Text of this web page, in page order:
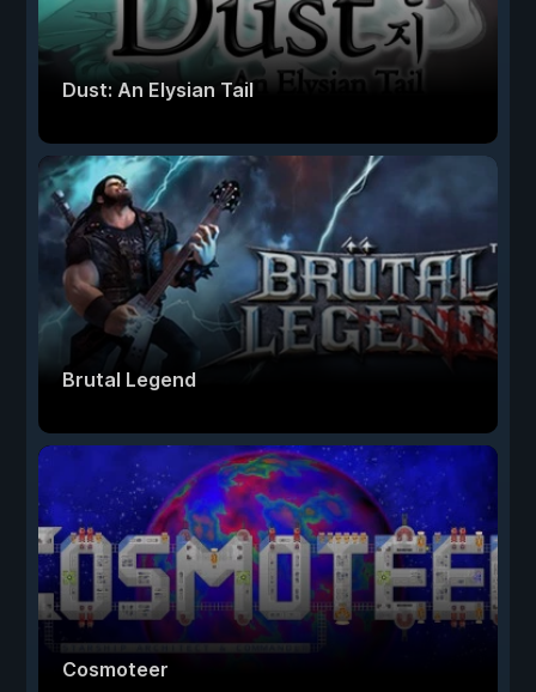
Dust: An Elysian Tail
Brutal Legend
Cosmoteer